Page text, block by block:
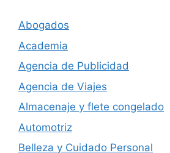
Abogados
Academia
Agencia de Publicidad
Agencia de Viajes
Almacenaje y flete congelado
Automotriz
Belleza y Cuidado Personal